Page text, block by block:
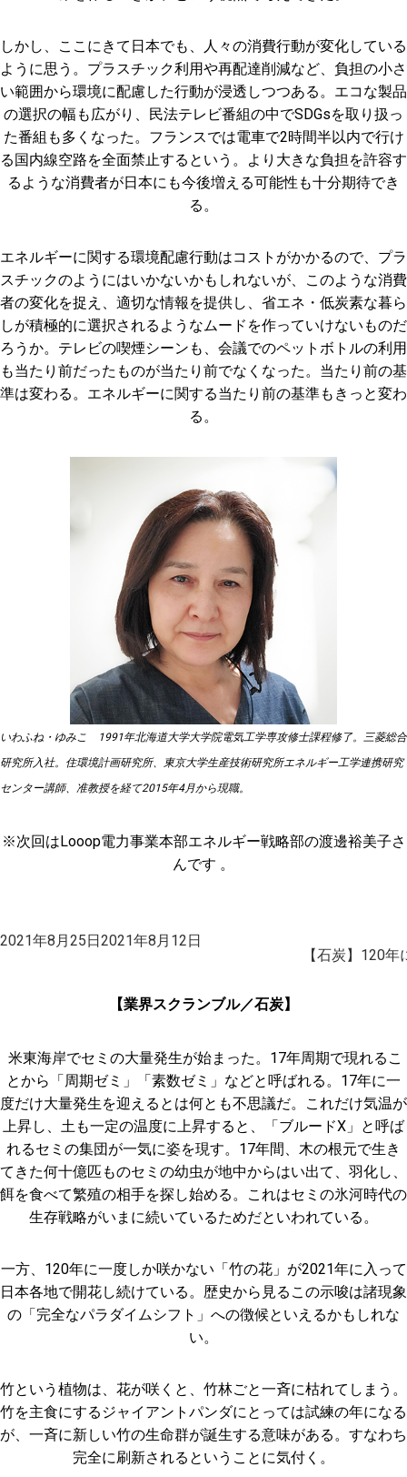
しかし、ここにきて日本でも、人々の消費行動が変化している
ように思う。プラスチック利用や再配達削減など、負担の小さ
い範囲から環境に配慮した行動が浸透しつつある。エコな製品
の選択の幅も広がり、民法テレビ番組の中でSDGsを取り扱っ
た番組も多くなった。フランスでは電車で2時間半以内で行け
る国内線空路を全面禁止するという。より大きな負担を許容す
るような消費者が日本にも今後増える可能性も十分期待でき
る。
エネルギーに関する環境配慮行動はコストがかかるので、プラ
スチックのようにはいかないかもしれないが、このような消費
者の変化を捉え、適切な情報を提供し、省エネ・低炭素な暮ら
しが積極的に選択されるようなムードを作っていけないものだ
ろうか。テレビの喫煙シーンも、会議でのペットボトルの利用
も当たり前だったものが当たり前でなくなった。当たり前の基
準は変わる。エネルギーに関する当たり前の基準もきっと変わ
る。
いわふね・ゆみこ 1991年北海道大学大学院電気工学専攻修士課程修了。三菱総合
研究所入社。住環境計画研究所、東京大学生産技術研究所エネルギー工学連携研究
センター講師、准教授を経て2015年4月から現職。
※次回はLooop電力事業本部エネルギー戦略部の渡邊裕美子さ
んです 。
投
2021年8月25日2021年8月12日
【石炭】120
【業界スクランブル／石炭】
米東海岸でセミの大量発生が始まった。17年周期で現れるこ
とから「周期ゼミ」「素数ゼミ」などと呼ばれる。17年に一
度だけ大量発生を迎えるとは何とも不思議だ。これだけ気温が
上昇し、土も一定の温度に上昇すると、「ブルードX」と呼ば
れるセミの集団が一気に姿を現す。17年間、木の根元で生き
てきた何十億匹ものセミの幼虫が地中からはい出て、羽化し、
餌を食べて繁殖の相手を探し始める。これはセミの氷河時代の
生存戦略がいまに続いているためだといわれている。
一方、120年に一度しか咲かない「竹の花」が2021年に入って
日本各地で開花し続けている。歴史から見るこの示唆は諸現象
の「完全なパラダイムシフト」への徴候といえるかもしれな
い。
竹という植物は、花が咲くと、竹林ごと一斉に枯れてしまう。
竹を主食にするジャイアントパンダにとっては試練の年になる
が、一斉に新しい竹の生命群が誕生する意味がある。すなわち
完全に刷新されるということに気付く。